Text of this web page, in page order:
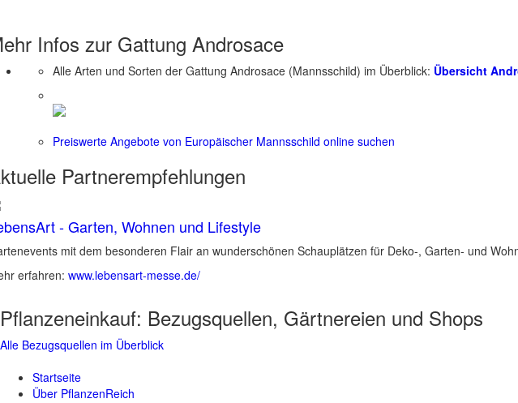
Infos zur Gattung Androsace
Alle Arten und Sorten der Gattung Androsace (Mannsschild) im Überblick: Übersicht
Preiswerte Angebote von Europäischer Mannsschild online suchen
Partnerempfehlungen
- Garten, Wohnen und Lifestyle
mit dem besonderen Flair an wunderschönen Schauplätzen für Deko-, Garten- und
erfahren: www.lebensart-messe.de/
Pflanzeneinkauf: Bezugsquellen, Gärtnereien und Shops
Alle Bezugsquellen im Überblick
Startseite
Über PflanzenReich